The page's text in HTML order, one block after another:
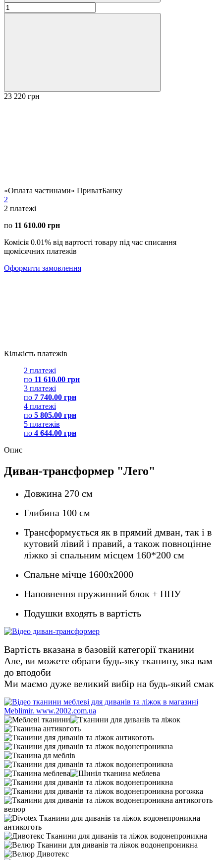
23 220 грн
«Оплата частинами» ПриватБанку
2
2 платежі
по 11 610.00 грн
Комісія 0.01% від вартості товару під час списання
щомісячних платежів
Оформити замовлення
Кількість платежів
2 платежі
по 11 610.00 грн
3 платежі
по 7 740.00 грн
4 платежі
по 5 805.00 грн
5 платежів
по 4 644.00 грн
Опис
Диван-трансформер "Лего"
Довжина 270 см
Глибина 100 см
Трансформується як в прямий дмван, так і в
кутовий лівий і правий, а також повноцінне
ліжко зі спальним місцем 160*200 см
Спальне мічце 1600х2000
Наповнення пружинний блок + ППУ
Подушки входять в вартість
Вартість вказана в базовій категорії тканини
Але, ви можете обрати будь-яку тканину, яка вам
до вподоби
Ми маємо дуже великий вибір на будь-який смак